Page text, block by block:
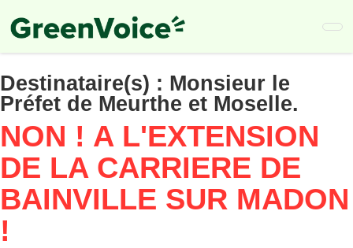
to
main
Destinataire(s) : Monsieur le
Préfet de Meurthe et Moselle.
NON ! A L'EXTENSION
DE LA CARRIERE DE
BAINVILLE SUR MADON
!